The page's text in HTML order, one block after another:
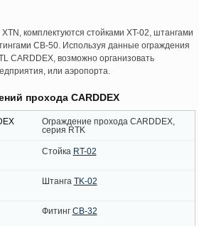
комплектуются стойками XT-02, штангами
CB-50. Используя данные ограждения
CARDDEX, возможно организовать
или аэропорта.
прохода CARDDEX
Ограждение прохода CARDDEX,
серия RTK
Стойка RT-02
Штанга TK-02
Фитинг CB-32